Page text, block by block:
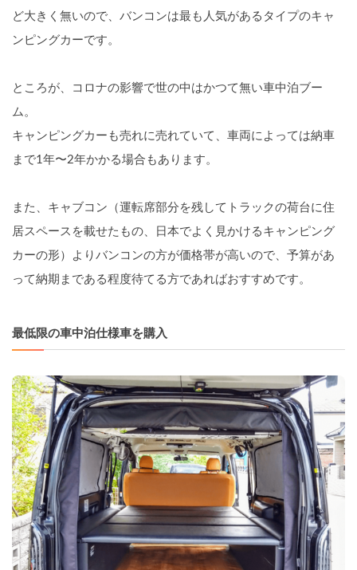
ど大きく無いので、バンコンは最も人気があるタイプのキャ
ンピングカーです。
ところが、コロナの影響で世の中はかつて無い車中泊ブー
ム。
キャンピングカーも売れに売れていて、車両によっては納車
まで1年〜2年かかる場合もあります。
また、キャブコン（運転席部分を残してトラックの荷台に住
居スペースを載せたもの、日本でよく見かけるキャンピング
カーの形）よりバンコンの方が価格帯が高いので、予算があ
って納期まである程度待てる方であればおすすめです。
最低限の車中泊仕様車を購入